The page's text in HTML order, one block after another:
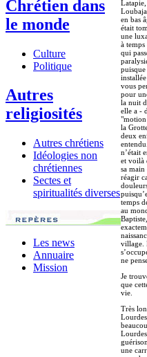
Chrétien dans
le monde
Culture
Politique
Autres
religiosités
Autres chrétiens
Idéologies non
chrétiennes
Sectes et
spiritualités diverses
Les news
Annuaire
Mission
en bas
était
une
à
qui
vous
pour
la nuit
elle a -
"motion
la
deux
n’était
et voilà
sa main
réagir
temps
au
village.
ne
Je
que
vie.
Très
une